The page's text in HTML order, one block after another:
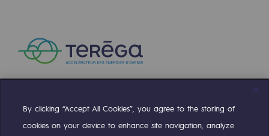
Compte TwitterCompte Facebook
Compte LinkedinCompte Youtube
By clicking “Accept All Cookies”, you agree to the storing of
cookies on your device to enhance site navigation, analyze